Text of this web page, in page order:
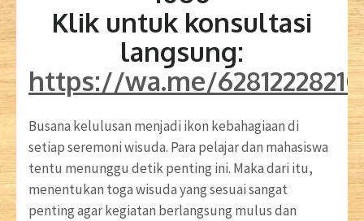
Klik untuk konsultasi
langsung:
https://wa.me/
Busana kelulusan menjadi ikon kebahagiaan di
setiap seremoni wisuda. Para pelajar dan mahasiswa
tentu menunggu detik penting ini. Maka dari itu,
menentukan toga wisuda yang sesuai sangat
penting agar kegiatan berlangsung mulus dan